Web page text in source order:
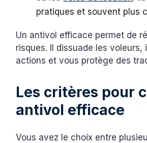
pratiques et souvent plus
Un antivol efficace permet de
risques. Il dissuade les voleurs,
actions et vous protège des
Les critères pour
antivol efficace
Vous avez le choix entre